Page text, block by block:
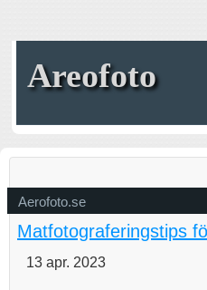
Areofoto
Aerofoto.se
Matfotograferingstips
13 apr. 2023